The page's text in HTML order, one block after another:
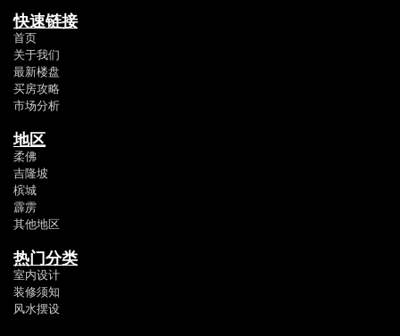
快速链接
首页
关于我们
最新楼盘
买房攻略
市场分析
地区
柔佛
吉隆坡
槟城
霹雳
其他地区
热门分类
室内设计
装修须知
风水摆设